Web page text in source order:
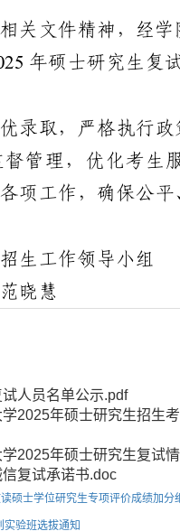
人员名单公示.pdf
2025年硕士研究生招生
学2025年硕士研究生复试
复试承诺书.doc
硕士学位研究生专项评价成绩加
实验班选拔通知